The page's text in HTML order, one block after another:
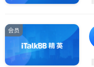
会员